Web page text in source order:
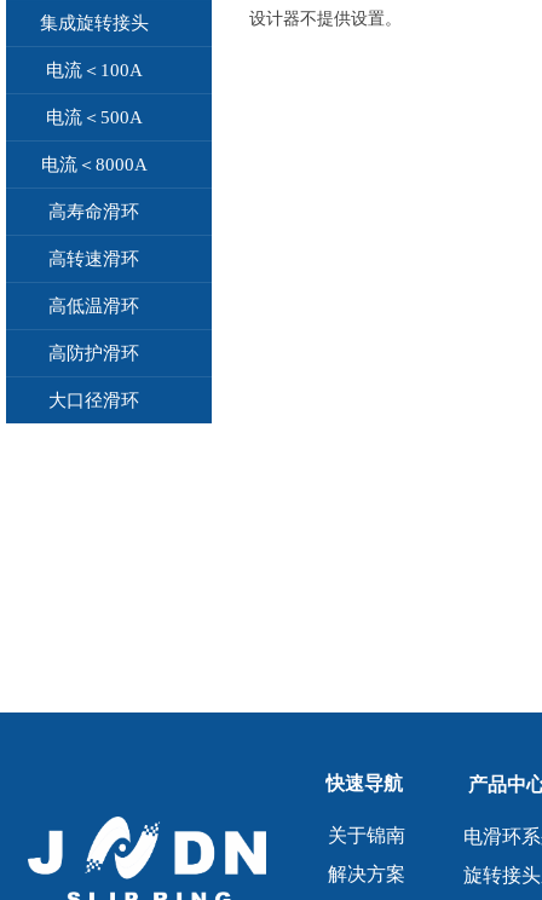
设计器不提供设置。
集成旋转接头
电流＜100A
电流＜500A
电流＜8000A
高寿命滑环
高转速滑环
高低温滑环
高防护滑环
大口径滑环
电滑环
旋转接
关于锦南
解决方案
快速导航 产品中